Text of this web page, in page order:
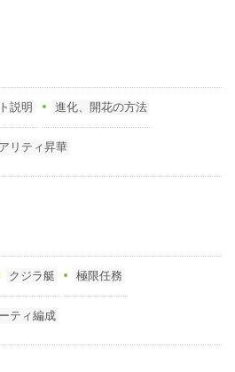
説明 進化、開花の方法
リティ昇華
クジラ艇 極限任務
ティ編成